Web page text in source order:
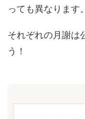
っても異なります。
それぞれの月謝は
う！